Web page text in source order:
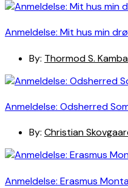
Anmeldelse: Mit hus min
By: Thormod S.
Anmeldelse: Odsherred
By: Christian
Anmeldelse: Erasmus